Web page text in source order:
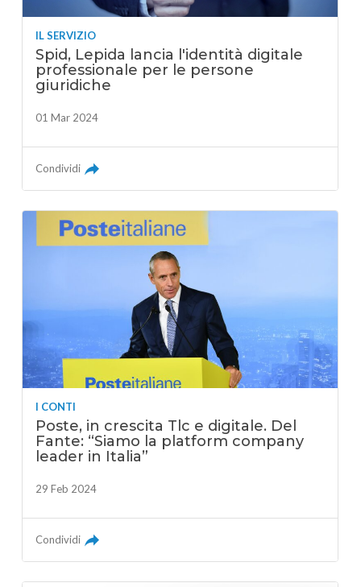
IL SERVIZIO
Spid, Lepida lancia l'identità digitale
professionale per le persone
giuridiche
01 Mar 2024
Condividi
I CONTI
Poste, in crescita Tlc e digitale. Del
Fante: “Siamo la platform company
leader in Italia”
29 Feb 2024
Condividi